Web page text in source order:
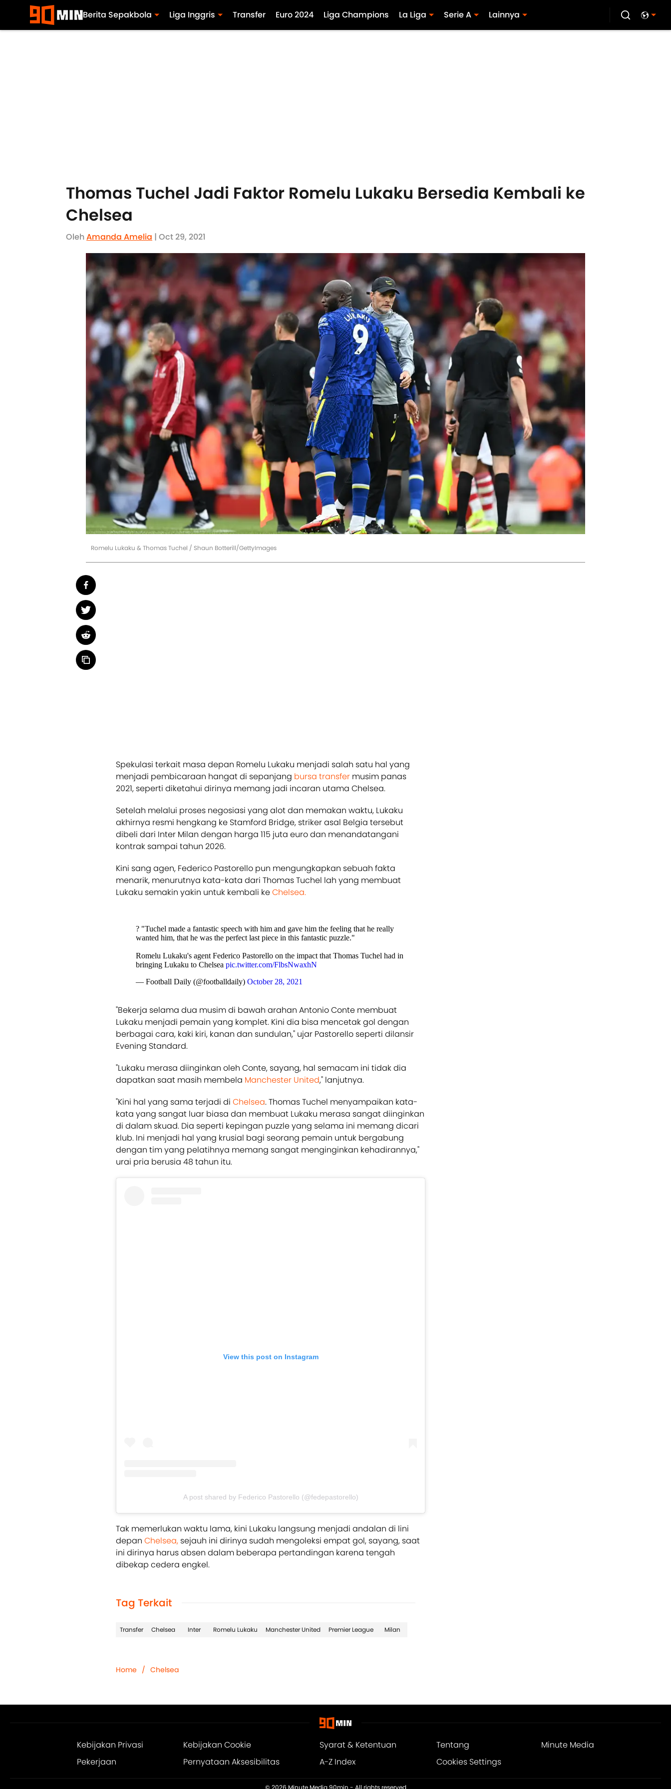
Berita Sepakbola Liga Inggris Transfer Euro 2024 Liga Champions La Liga Serie A Lainnya
Thomas Tuchel Jadi Faktor Romelu Lukaku Bersedia Kembali ke
Chelsea
OlehAmanda Amelia | Oct 29, 2021
Romelu Lukaku & Thomas Tuchel / Shaun Botterill/GettyImages
Spekulasi terkait masa depan Romelu Lukaku menjadi salah satu hal yang
menjadi pembicaraan hangat di sepanjang bursa transfer musim panas
2021, seperti diketahui dirinya memang jadi incaran utama Chelsea.
Setelah melalui proses negosiasi yang alot dan memakan waktu, Lukaku
akhirnya resmi hengkang ke Stamford Bridge, striker asal Belgia tersebut
dibeli dari Inter Milan dengan harga 115 juta euro dan menandatangani
kontrak sampai tahun 2026.
Kini sang agen, Federico Pastorello pun mengungkapkan sebuah fakta
menarik, menurutnya kata-kata dari Thomas Tuchel lah yang membuat
Lukaku semakin yakin untuk kembali keChelsea.
? "Tuchel made a fantastic speech with him and gave him the feeling that he really
wanted him, that he was the perfect last piece in this fantastic puzzle."
Romelu Lukaku's agent Federico Pastorello on the impact that Thomas Tuchel had in
bringing Lukaku to Chelsea pic.twitter.com/FlbsNwaxhN
— Football Daily (@footballdaily) October 28, 2021
"Bekerja selama dua musim di bawah arahan Antonio Conte membuat
Lukaku menjadi pemain yang komplet. Kini dia bisa mencetak gol dengan
berbagai cara, kaki kiri, kanan dan sundulan," ujar Pastorello seperti dilansir
Evening Standard.
"Lukaku merasa diinginkan oleh Conte, sayang, hal semacam ini tidak dia
dapatkan saat masih membela Manchester United," lanjutnya.
"Kini hal yang sama terjadi di Chelsea. Thomas Tuchel menyampaikan kata-
kata yang sangat luar biasa dan membuat Lukaku merasa sangat diinginkan
di dalam skuad. Dia seperti kepingan puzzle yang selama ini memang dicari
klub. Ini menjadi hal yang krusial bagi seorang pemain untuk bergabung
dengan tim yang pelatihnya memang sangat menginginkan kehadirannya,"
urai pria berusia 48 tahun itu.
View this post on Instagram
A post shared by Federico Pastorello (@fedepastorello)
Tak memerlukan waktu lama, kini Lukaku langsung menjadi andalan di lini
depan Chelsea, sejauh ini dirinya sudah mengoleksi empat gol, sayang, saat
ini dirinya harus absen dalam beberapa pertandingan karena tengah
dibekap cedera engkel.
Tag Terkait
Transfer Chelsea Inter Romelu Lukaku Manchester United Premier League Milan
Home / Chelsea
Kebijakan Privasi Kebijakan Cookie Syarat & Ketentuan Tentang
Minute Media
Pekerjaan
Pernyataan Aksesibilitas A-Z Index Cookies Settings
© 2026 Minute Media 90min - All rights reserved